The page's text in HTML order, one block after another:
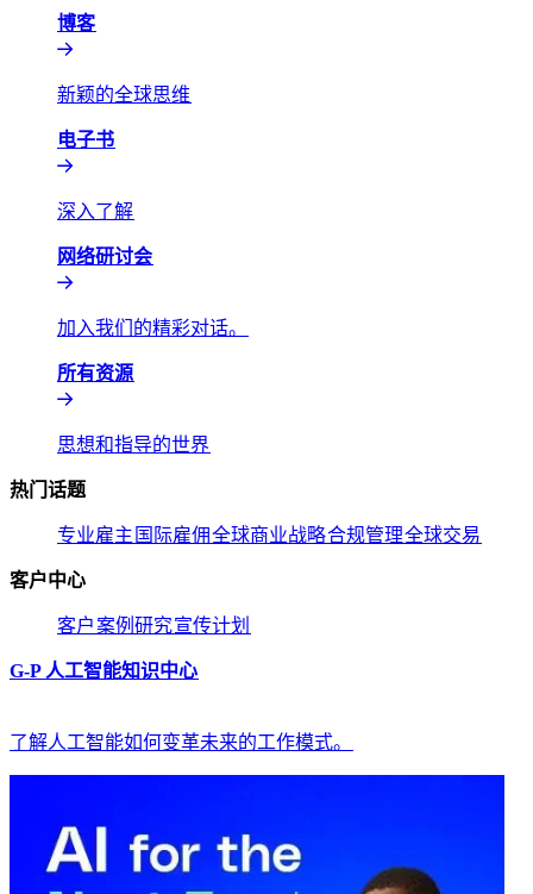
博客​​
新颖的全球思维​​
电子书​​
深入了解​​
网络研讨会​​
加入我们的精彩对话。​​
所有资源​​
思想和指导的世界​​
热门话题​​
专业雇主​​ 国际雇佣​​全球商业战略​​合规管理​​全球交易​​
客户中心​​
客户​​案例研究​​宣传计划​​
G-P 人工智能知识中心​​
了解人工智能如何变革未来的工作模式。​​